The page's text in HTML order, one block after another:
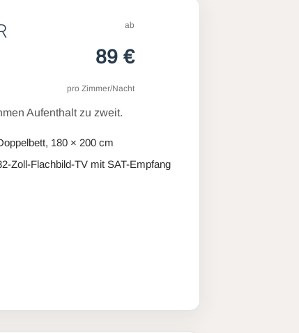
ab
89 €
pro Zimmer/Nacht
Aufenthalt zu zweit.
180 × 200 cm
Zoll-Flachbild-TV mit SAT-Empfang